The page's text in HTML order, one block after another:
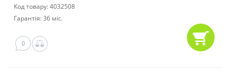
Код товару: 4032508
Гарантія: 36 міс.
0